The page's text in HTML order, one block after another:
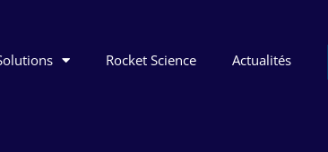
Rocket Science Actualités